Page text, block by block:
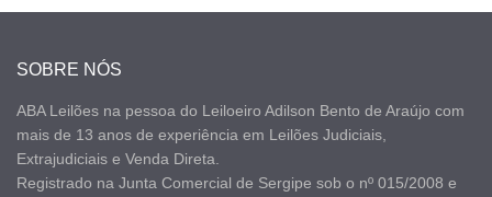
SOBRE NÓS
ABA Leilões na pessoa do Leiloeiro Adilson Bento de Araújo com
mais de 13 anos de experiência em Leilões Judiciais,
Extrajudiciais e Venda Direta.
Registrado na Junta Comercial de Sergipe sob o nº 015/2008 e